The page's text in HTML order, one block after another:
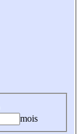
mois